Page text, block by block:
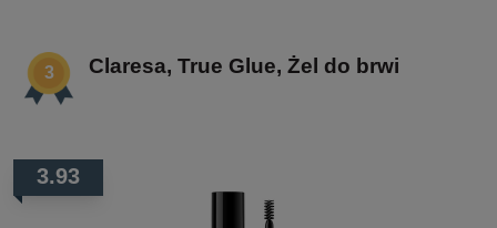
Claresa, True Glue, Żel do brwi
3.93